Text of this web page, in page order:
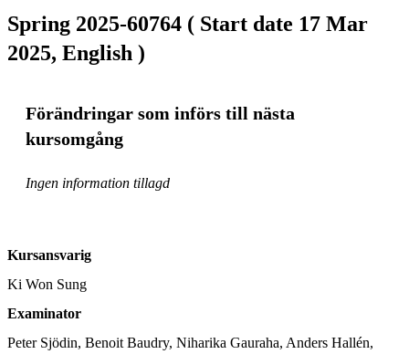
Spring 2025-60764 ( Start date 17 Mar
2025, English )
Förändringar som införs till nästa
kursomgång
Ingen information tillagd
Kursansvarig
Ki Won Sung
Examinator
Peter Sjödin, Benoit Baudry, Niharika Gauraha, Anders Hallén,